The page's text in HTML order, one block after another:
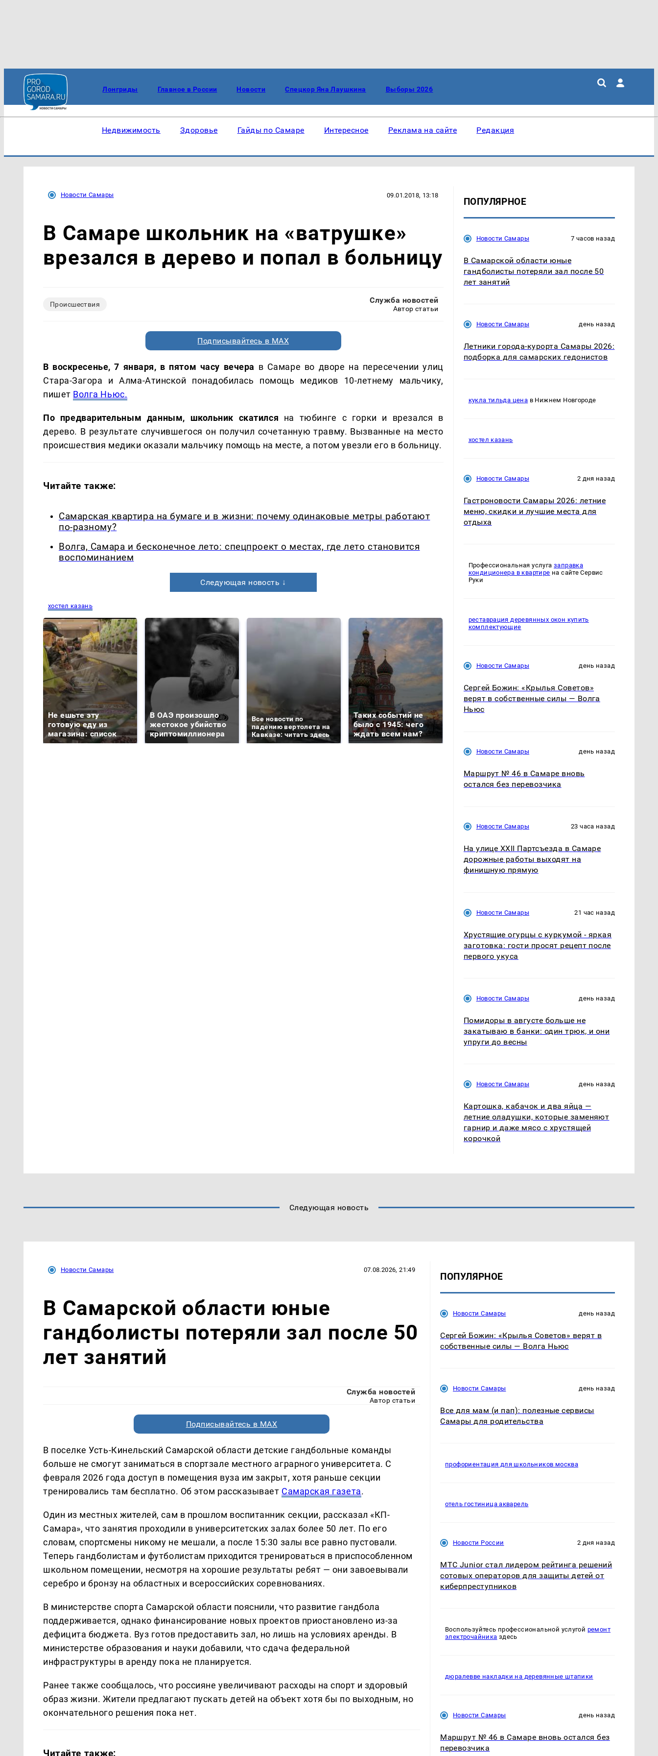
Лонгриды Главное в России Новости Спецкор Яна Лаушкина Выборы 2026
Недвижимость Здоровье Гайды по Самаре Интересное Реклама на сайте Редакция
Новости Самары 09.01.2018, 13:18
В Самаре школьник на «ватрушке»
врезался в дерево и попал в больницу
Происшествия Служба новостей
Автор статьи
Подписывайтесь в MAX
В воскресенье, 7 января, в пятом часу вечера в Самаре во дворе на пересечении улиц
Стара-Загора и Алма-Атинской понадобилась помощь медиков 10-летнему мальчику,
пишет Волга Ньюс.
По предварительным данным, школьник скатился на тюбинге с горки и врезался в
дерево. В результате случившегося он получил сочетанную травму. Вызванные на место
происшествия медики оказали мальчику помощь на месте, а потом увезли его в больницу.
Читайте также:
Самарская квартира на бумаге и в жизни: почему одинаковые метры работают
по-разному?
Волга, Самара и бесконечное лето: спецпроект о местах, где лето становится
воспоминанием
Следующая новость ↓
хостел казань
Не ешьте эту
готовую еду из
магазина: список
В ОАЭ произошло
жестокое убийство
криптомиллионера
Все новости по
падению вертолета на
Кавказе: читать здесь
Таких событий не
было с 1945: чего
ждать всем нам?
ПОПУЛЯРНОЕ
Новости Самары 7 часов назад
В Самарской области юные
гандболисты потеряли зал после 50
лет занятий
Новости Самары день назад
Летники города-курорта Самары 2026:
подборка для самарских гедонистов
кукла тильда цена в Нижнем Новгороде
хостел казань
Новости Самары 2 дня назад
Гастроновости Самары 2026: летние
меню, скидки и лучшие места для
отдыха
Профессиональная услуга заправка
кондиционера в квартире на сайте Сервис
Руки
реставрация деревянных окон купить
комплектующие
Новости Самары день назад
Сергей Божин: «Крылья Советов»
верят в собственные силы — Волга
Ньюс
Новости Самары день назад
Маршрут № 46 в Самаре вновь
остался без перевозчика
Новости Самары 23 часа назад
На улице XXII Партсъезда в Самаре
дорожные работы выходят на
финишную прямую
Новости Самары 21 час назад
Хрустящие огурцы с куркумой - яркая
заготовка: гости просят рецепт после
первого укуса
Новости Самары день назад
Помидоры в августе больше не
закатываю в банки: один трюк, и они
упруги до весны
Новости Самары день назад
Картошка, кабачок и два яйца —
летние оладушки, которые заменяют
гарнир и даже мясо с хрустящей
корочкой
Следующая новость
Новости Самары 07.08.2026, 21:49
В Самарской области юные
гандболисты потеряли зал после 50
лет занятий
Служба новостей
Автор статьи
Подписывайтесь в MAX
В поселке Усть-Кинельский Самарской области детские гандбольные команды
больше не смогут заниматься в спортзале местного аграрного университета. С
февраля 2026 года доступ в помещения вуза им закрыт, хотя раньше секции
тренировались там бесплатно. Об этом рассказывает Самарская газета.
Один из местных жителей, сам в прошлом воспитанник секции, рассказал «КП-
Самара», что занятия проходили в университетских залах более 50 лет. По его
словам, спортсмены никому не мешали, а после 15:30 залы все равно пустовали.
Теперь гандболистам и футболистам приходится тренироваться в приспособленном
школьном помещении, несмотря на хорошие результаты ребят — они завоевывали
серебро и бронзу на областных и всероссийских соревнованиях.
В министерстве спорта Самарской области пояснили, что развитие гандбола
поддерживается, однако финансирование новых проектов приостановлено из-за
дефицита бюджета. Вуз готов предоставить зал, но лишь на условиях аренды. В
министерстве образования и науки добавили, что сдача федеральной
инфраструктуры в аренду пока не планируется.
Ранее также сообщалось, что россияне увеличивают расходы на спорт и здоровый
образ жизни. Жители предлагают пускать детей на объект хотя бы по выходным, но
окончательного решения пока нет.
Читайте также:
ПОПУЛЯРНОЕ
Новости Самары день назад
Сергей Божин: «Крылья Советов» верят в
собственные силы — Волга Ньюс
Новости Самары день назад
Все для мам (и пап): полезные сервисы
Самары для родительства
профориентация для школьников москва
отель гостиница акварель
Новости России 2 дня назад
МТС Junior стал лидером рейтинга решений
сотовых операторов для защиты детей от
киберпреступников
Воспользуйтесь профессиональной услугой ремонт
электрочайника здесь
дюралевве накладки на деревянные штапики
Новости Самары день назад
Маршрут № 46 в Самаре вновь остался без
перевозчика